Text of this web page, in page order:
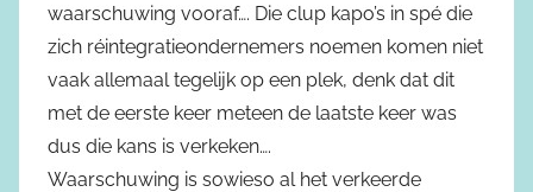
waarschuwing vooraf…. Die clup kapo’s in spé die
zich réintegratieondernemers noemen komen niet
vaak allemaal tegelijk op een plek, denk dat dit
met de eerste keer meteen de laatste keer was
dus die kans is verkeken….
Waarschuwing is sowieso al het verkeerde